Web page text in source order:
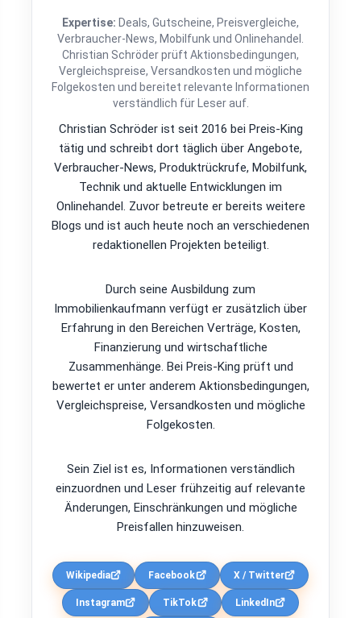
Expertise: Deals, Gutscheine, Preisvergleiche,
Verbraucher-News, Mobilfunk und Onlinehandel.
Christian Schröder prüft Aktionsbedingungen,
Vergleichspreise, Versandkosten und mögliche
Folgekosten und bereitet relevante Informationen
verständlich für Leser auf.
Christian Schröder ist seit 2016 bei Preis-King
tätig und schreibt dort täglich über Angebote,
Verbraucher-News, Produktrückrufe, Mobilfunk,
Technik und aktuelle Entwicklungen im
Onlinehandel. Zuvor betreute er bereits weitere
Blogs und ist auch heute noch an verschiedenen
redaktionellen Projekten beteiligt.
Durch seine Ausbildung zum
Immobilienkaufmann verfügt er zusätzlich über
Erfahrung in den Bereichen Verträge, Kosten,
Finanzierung und wirtschaftliche
Zusammenhänge. Bei Preis-King prüft und
bewertet er unter anderem Aktionsbedingungen,
Vergleichspreise, Versandkosten und mögliche
Folgekosten.
Sein Ziel ist es, Informationen verständlich
einzuordnen und Leser frühzeitig auf relevante
Änderungen, Einschränkungen und mögliche
Preisfallen hinzuweisen.
Wikipedia Facebook X / Twitter
Instagram TikTok LinkedIn